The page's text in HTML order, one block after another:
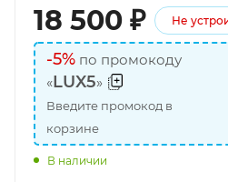
18 500 ₽ Не
-5% по промокоду
«LUX5»
Введите промокод в
корзине
В наличии